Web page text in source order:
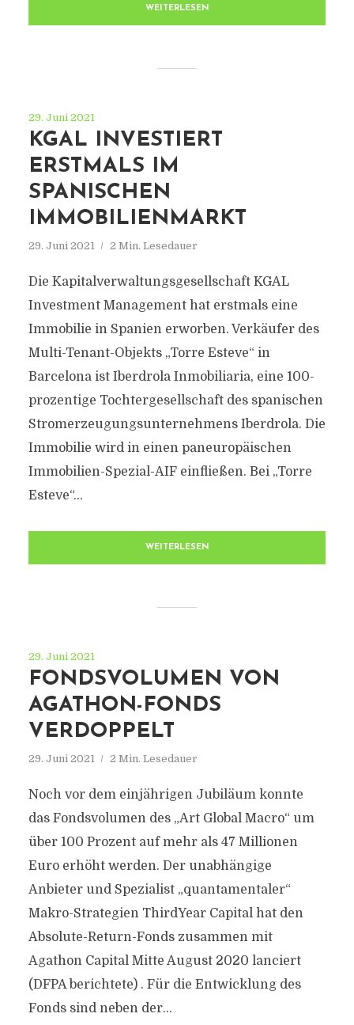
WEITERLESEN
29. Juni 2021
KGAL INVESTIERT
ERSTMALS IM
SPANISCHEN
IMMOBILIENMARKT
29. Juni 2021 2 Min. Lesedauer
Die Kapitalverwaltungsgesellschaft KGAL
Investment Management hat erstmals eine
Immobilie in Spanien erworben. Verkäufer des
Multi-Tenant-Objekts „Torre Esteve“ in
Barcelona ist Iberdrola Inmobiliaria, eine 100-
prozentige Tochtergesellschaft des spanischen
Stromerzeugungsunternehmens Iberdrola. Die
Immobilie wird in einen paneuropäischen
Immobilien-Spezial-AIF einfließen. Bei „Torre
Esteve“...
WEITERLESEN
29. Juni 2021
FONDSVOLUMEN VON
AGATHON-FONDS
VERDOPPELT
29. Juni 2021 2 Min. Lesedauer
Noch vor dem einjährigen Jubiläum konnte
das Fondsvolumen des „Art Global Macro“ um
über 100 Prozent auf mehr als 47 Millionen
Euro erhöht werden. Der unabhängige
Anbieter und Spezialist „quantamentaler“
Makro-Strategien ThirdYear Capital hat den
Absolute-Return-Fonds zusammen mit
Agathon Capital Mitte August 2020 lanciert
(DFPA berichtete) . Für die Entwicklung des
Fonds sind neben der...